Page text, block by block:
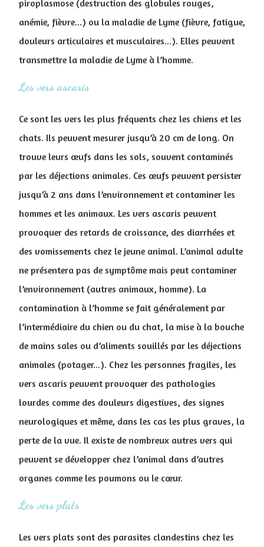
piroplasmose (destruction des globules rouges,
anémie, fièvre...) ou la maladie de Lyme (fièvre, fatigue,
douleurs articulaires et musculaires...). Elles peuvent
transmettre la maladie de Lyme à l’homme.
Les vers ascaris
Ce sont les vers les plus fréquents chez les chiens et les
chats. Ils peuvent mesurer jusqu’à 20 cm de long. On
trouve leurs œufs dans les sols, souvent contaminés
par les déjections animales. Ces œufs peuvent persister
jusqu’à 2 ans dans l’environnement et contaminer les
hommes et les animaux. Les vers ascaris peuvent
provoquer des retards de croissance, des diarrhées et
des vomissements chez le jeune animal. L’animal adulte
ne présentera pas de symptôme mais peut contaminer
l’environnement (autres animaux, homme). La
contamination à l’homme se fait généralement par
l’intermédiaire du chien ou du chat, la mise à la bouche
de mains sales ou d’aliments souillés par les déjections
animales (potager...). Chez les personnes fragiles, les
vers ascaris peuvent provoquer des pathologies
lourdes comme des douleurs digestives, des signes
neurologiques et même, dans les cas les plus graves, la
perte de la vue. Il existe de nombreux autres vers qui
peuvent se développer chez l’animal dans d’autres
organes comme les poumons ou le cœur.
Les vers plats
Les vers plats sont des parasites clandestins chez les